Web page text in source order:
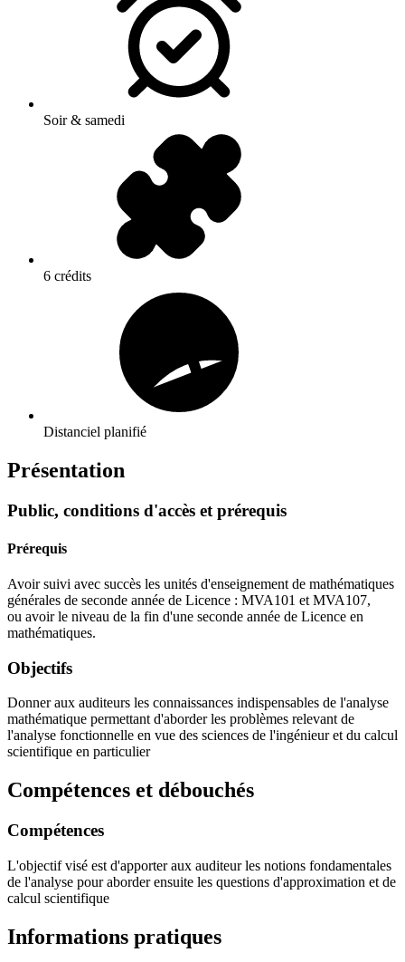
Soir & samedi
6 crédits
Distanciel planifié
Présentation
Public, conditions d'accès et prérequis
Prérequis
Avoir suivi avec succès les unités d'enseignement de mathématiques
générales de seconde année de Licence : MVA101 et MVA107,
ou avoir le niveau de la fin d'une seconde année de Licence en
mathématiques.
Objectifs
Donner aux auditeurs les connaissances indispensables de l'analyse
mathématique permettant d'aborder les problèmes relevant de
l'analyse fonctionnelle en vue des sciences de l'ingénieur et du calcul
scientifique en particulier
Compétences et débouchés
Compétences
L'objectif visé est d'apporter aux auditeur les notions fondamentales
de l'analyse pour aborder ensuite les questions d'approximation et de
calcul scientifique
Informations pratiques